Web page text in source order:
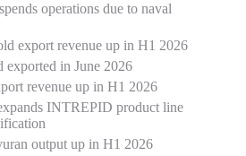
operations due to naval
export revenue up in H1 2026
exported in June 2026
revenue up in H1 2026
INTREPID product line
output up in H1 2026